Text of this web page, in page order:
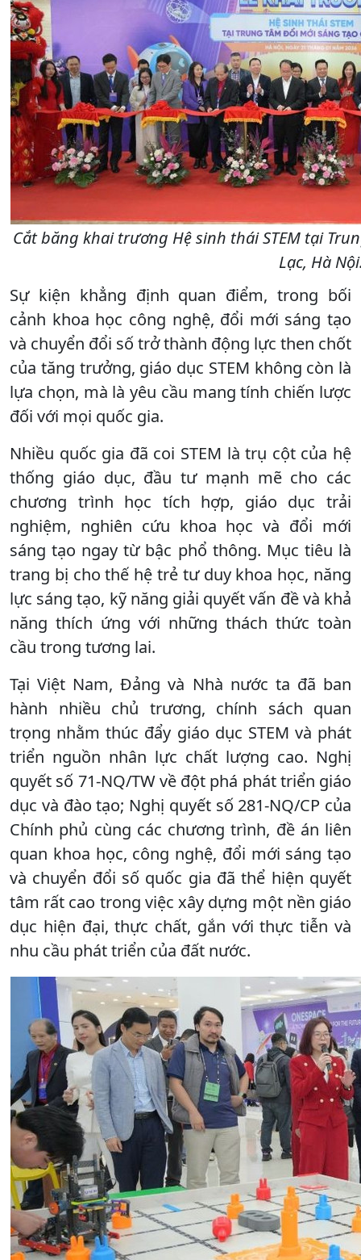
Cắt băng khai trương Hệ sinh thái STEM tại
Lạc, Hà
Sự kiện khẳng định quan điểm, trong bối
cảnh khoa học công nghệ, đổi mới sáng tạo
và chuyển đổi số trở thành động lực then chốt
của tăng trưởng, giáo dục STEM không còn là
lựa chọn, mà là yêu cầu mang tính chiến lược
đối với mọi quốc gia.
Nhiều quốc gia đã coi STEM là trụ cột của hệ
thống giáo dục, đầu tư mạnh mẽ cho các
chương trình học tích hợp, giáo dục trải
nghiệm, nghiên cứu khoa học và đổi mới
sáng tạo ngay từ bậc phổ thông. Mục tiêu là
trang bị cho thế hệ trẻ tư duy khoa học, năng
lực sáng tạo, kỹ năng giải quyết vấn đề và khả
năng thích ứng với những thách thức toàn
cầu trong tương lai.
Tại Việt Nam, Đảng và Nhà nước ta đã ban
hành nhiều chủ trương, chính sách quan
trọng nhằm thúc đẩy giáo dục STEM và phát
triển nguồn nhân lực chất lượng cao. Nghị
quyết số 71-NQ/TW về đột phá phát triển giáo
dục và đào tạo; Nghị quyết số 281-NQ/CP của
Chính phủ cùng các chương trình, đề án liên
quan khoa học, công nghệ, đổi mới sáng tạo
và chuyển đổi số quốc gia đã thể hiện quyết
tâm rất cao trong việc xây dựng một nền giáo
dục hiện đại, thực chất, gắn với thực tiễn và
nhu cầu phát triển của đất nước.